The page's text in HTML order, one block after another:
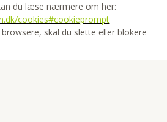
du læse nærmere om her:
cookies#cookieprompt
skal du slette eller blokere